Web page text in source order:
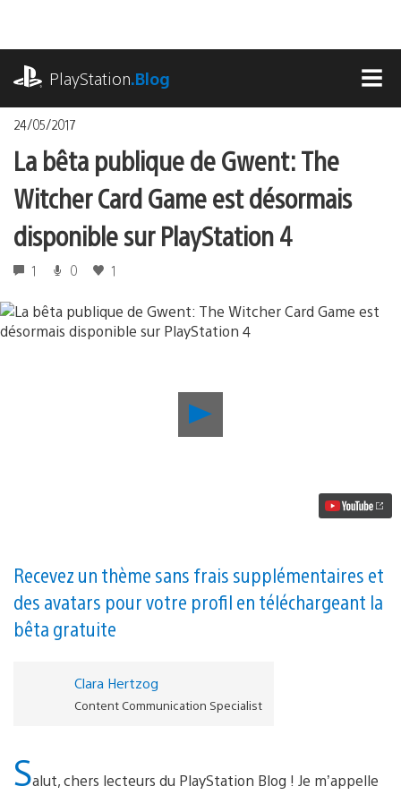
contenu
PlayStation.Blog
24/05/2017
La bêta publique de Gwent: The
Witcher Card Game est désormais
disponible sur PlayStation 4
1 0 1
vidéo
Card
Game
est
Recevez un thème sans frais supplémentaires et
des avatars pour votre profil en téléchargeant la
bêta gratuite
Clara Hertzog
Content Communication Specialist
Salut, chers lecteurs du PlayStation Blog ! Je m’appelle